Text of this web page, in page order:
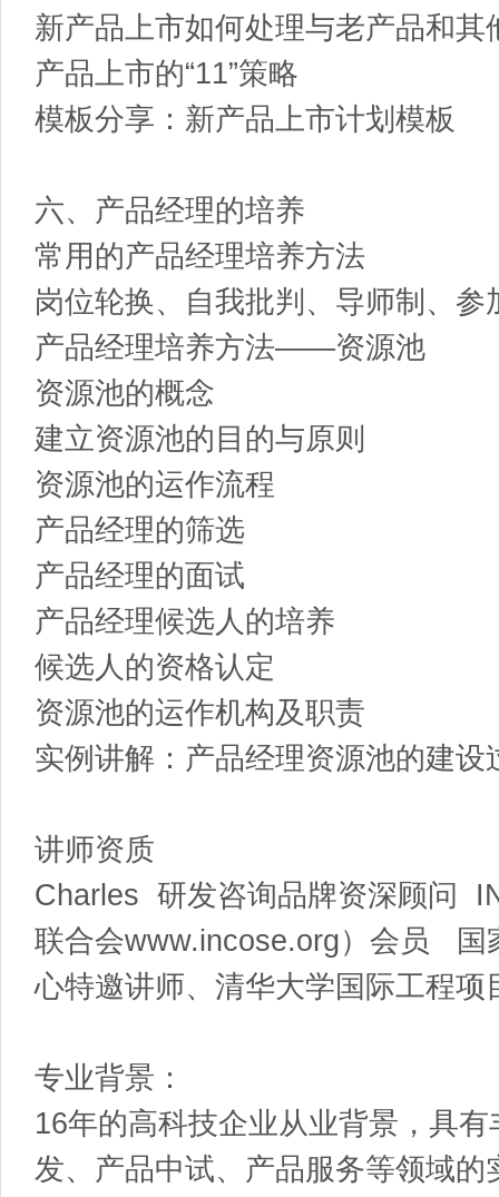
新产品上市如何处理与老产品和其
产品上市的“11”策略
模板分享：新产品上市计划模板
六、产品经理的培养
常用的产品经理培养方法
岗位轮换、自我批判、导师制、参
产品经理培养方法――资源池
资源池的概念
建立资源池的目的与原则
资源池的运作流程
产品经理的筛选
产品经理的面试
产品经理候选人的培养
候选人的资格认定
资源池的运作机构及职责
实例讲解：产品经理资源池的建设
讲师资质
Charles 研发咨询品牌资深顾问
联合会www.incose.org）会员 国
心特邀讲师、清华大学国际工程项
专业背景：
16年的高科技企业从业背景，具
发、产品中试、产品服务等领域